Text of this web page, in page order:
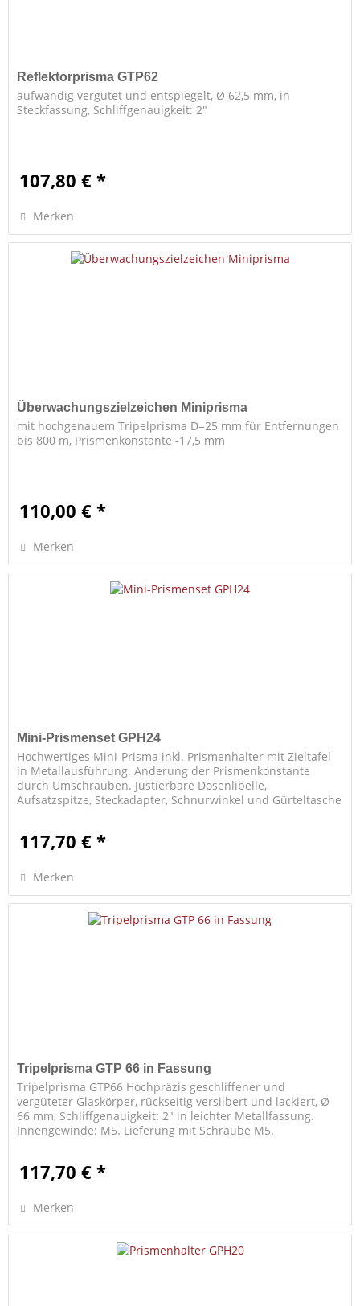
Reflektorprisma GTP62
aufwändig vergütet und entspiegelt, Ø 62,5 mm, in
Steckfassung, Schliffgenauigkeit: 2"
107,80 € *
Merken
Überwachungszielzeichen Miniprisma
mit hochgenauem Tripelprisma D=25 mm für Entfernungen
bis 800 m, Prismenkonstante -17,5 mm
110,00 € *
Merken
Mini-Prismenset GPH24
Hochwertiges Mini-Prisma inkl. Prismenhalter mit Zieltafel
in Metallausführung. Änderung der Prismenkonstante
durch Umschrauben. Justierbare Dosenlibelle,
Aufsatzspitze, Steckadapter, Schnurwinkel und Gürteltasche
117,70 € *
Merken
Tripelprisma GTP 66 in Fassung
Tripelprisma GTP66 Hochpräzis geschliffener und
vergüteter Glaskörper, rückseitig versilbert und lackiert, Ø
66 mm, Schliffgenauigkeit: 2" in leichter Metallfassung.
Innengewinde: M5. Lieferung mit Schraube M5.
117,70 € *
Merken